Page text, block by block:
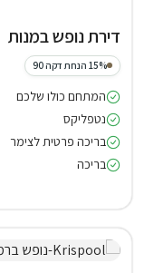
דירת נופש במנות
15% הנחת דקה 90
המתחם כולו שלכם
נטפליקס
בריכה פרטית לצימר
בריכה